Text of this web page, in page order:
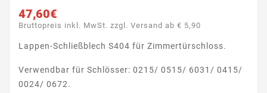
47,60€
Bruttopreis inkl. MwSt. zzgl. Versand ab € 5,90
Lappen-Schließblech S404 für Zimmertürschloss.
Verwendbar für Schlösser: 0215/ 0515/ 6031/ 0415/
0024/ 0672.